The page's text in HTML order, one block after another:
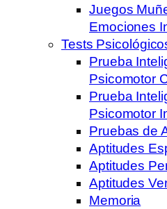
Juegos
Emociones
Tests
Prueba
Psicomotor
Prueba
Psicomotor
Pruebas de
Aptitudes
Aptitudes
Aptitudes
Memoria